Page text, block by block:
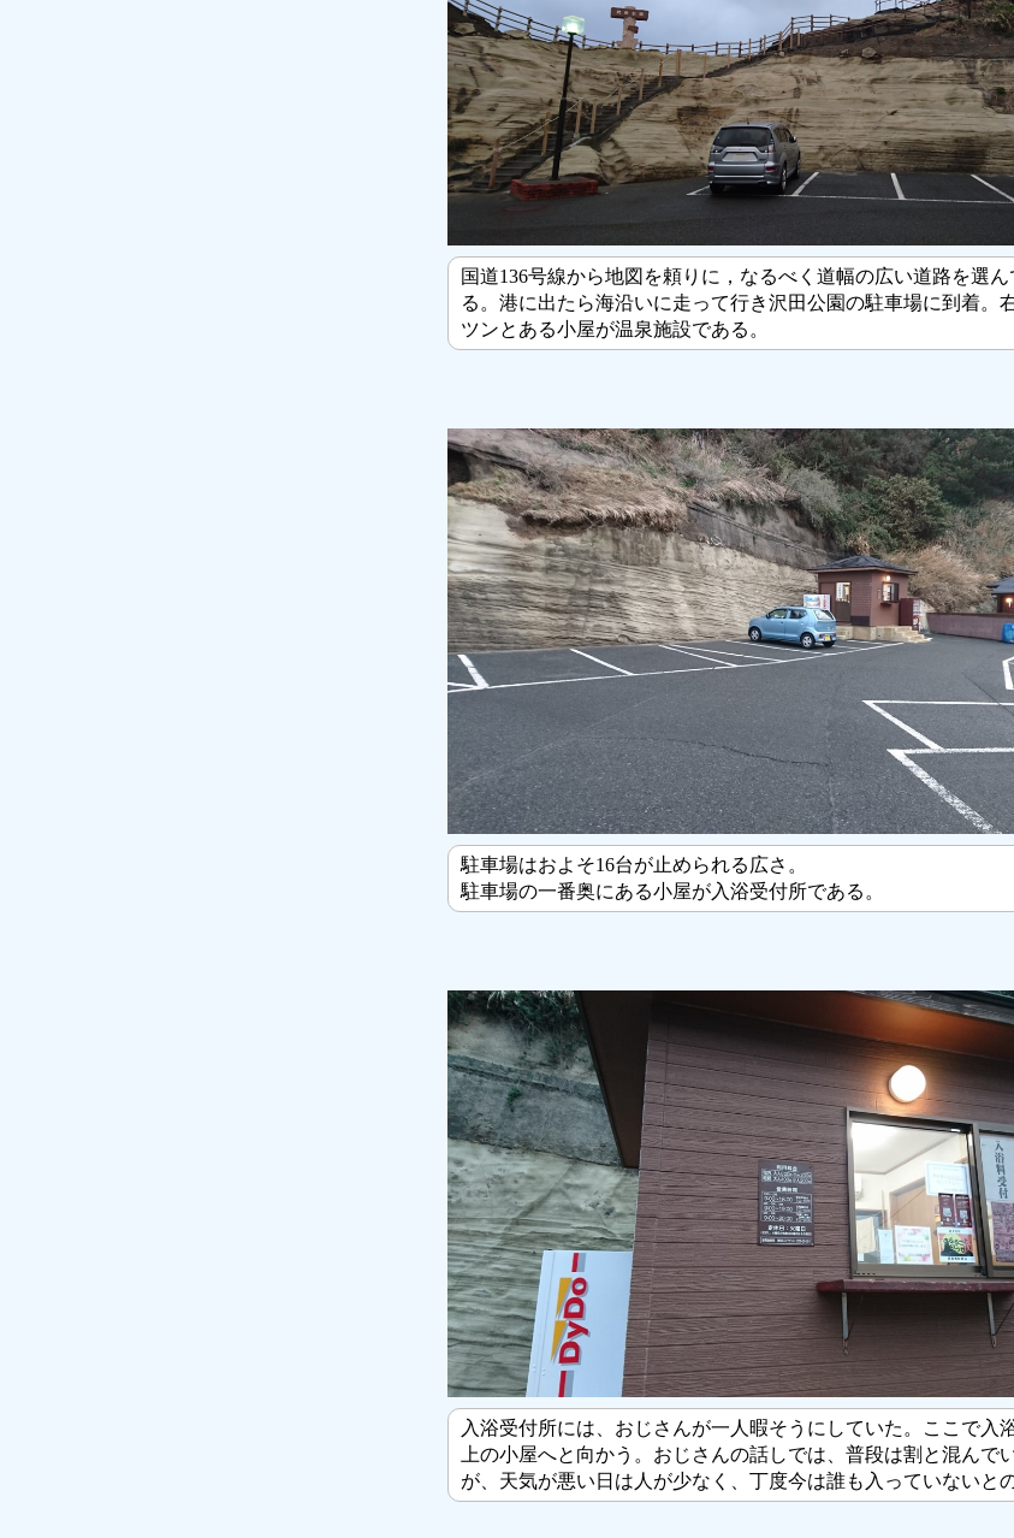
国道136号線から地図を頼りに，なるべく道幅の広い道路を選
る。港に出たら海沿いに走って行き沢田公園の駐車場に到着。
ツンとある小屋が温泉施設である。
駐車場はおよそ16台が止められる広さ。
駐車場の一番奥にある小屋が入浴受付所である。
入浴受付所には、おじさんが一人暇そうにしていた。ここで入
上の小屋へと向かう。おじさんの話しでは、普段は割と混んで
が、天気が悪い日は人が少なく、丁度今は誰も入っていないと